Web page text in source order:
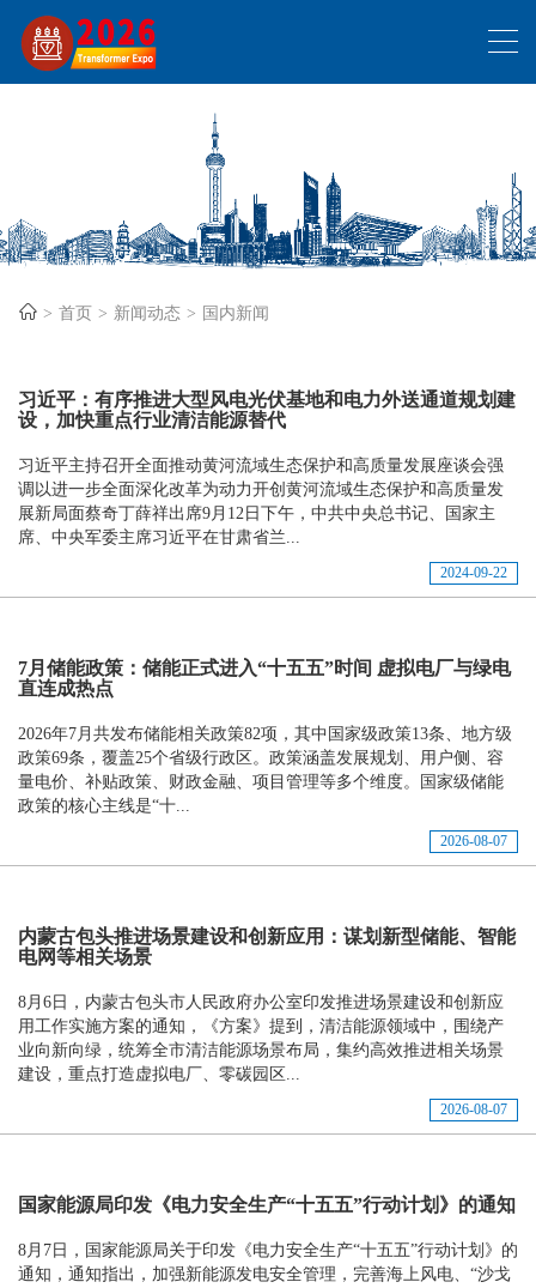
首页 新闻动态 国内新闻
习近平：有序推进大型风电光伏基地和电力外送通道规划建
设，加快重点行业清洁能源替代
习近平主持召开全面推动黄河流域生态保护和高质量发展座谈会强
调以进一步全面深化改革为动力开创黄河流域生态保护和高质量发
展新局面蔡奇丁薛祥出席9月12日下午，中共中央总书记、国家主
席、中央军委主席习近平在甘肃省兰...
2024-09-22
7月储能政策：储能正式进入“十五五”时间 虚拟电厂与绿电
直连成热点
2026年7月共发布储能相关政策82项，其中国家级政策13条、地方级
政策69条，覆盖25个省级行政区。政策涵盖发展规划、用户侧、容
量电价、补贴政策、财政金融、项目管理等多个维度。国家级储能
政策的核心主线是“十...
2026-08-07
内蒙古包头推进场景建设和创新应用：谋划新型储能、智能
电网等相关场景
8月6日，内蒙古包头市人民政府办公室印发推进场景建设和创新应
用工作实施方案的通知，《方案》提到，清洁能源领域中，围绕产
业向新向绿，统筹全市清洁能源场景布局，集约高效推进相关场景
建设，重点打造虚拟电厂、零碳园区...
2026-08-07
国家能源局印发《电力安全生产“十五五”行动计划》的通知
8月7日，国家能源局关于印发《电力安全生产“十五五”行动计划》的
通知，通知指出，加强新能源发电安全管理，完善海上风电、“沙戈